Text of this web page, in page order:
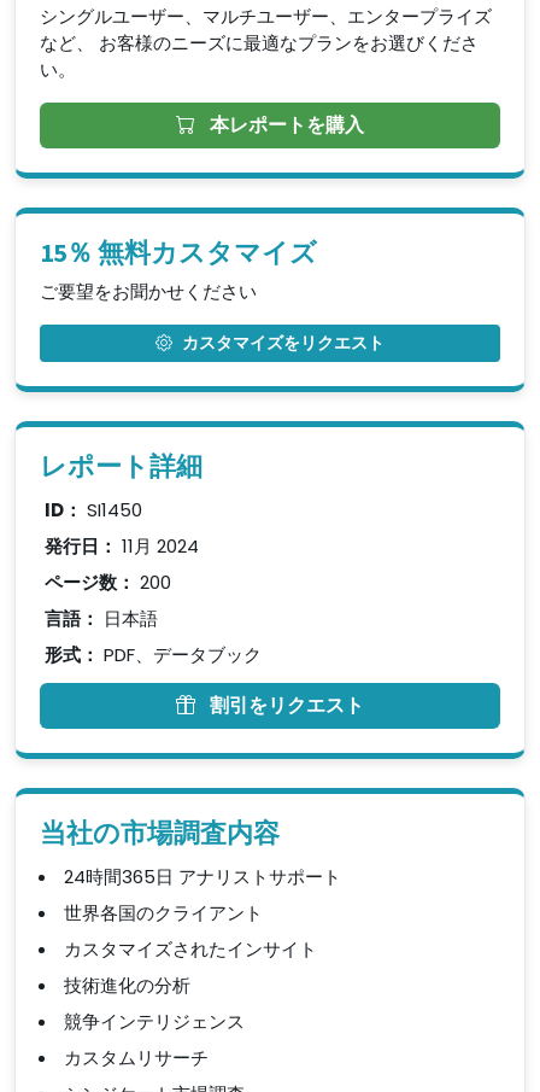
シングルユーザー、マルチユーザー、エンタープライズ
など、 お客様のニーズに最適なプランをお選びくださ
い。
本レポートを購入
15％ 無料カスタマイズ
ご要望をお聞かせください
カスタマイズをリクエスト
レポート詳細
ID： SI1450
発行日： 11月 2024
ページ数： 200
言語： 日本語
形式： PDF、データブック
割引をリクエスト
当社の市場調査内容
24時間365日 アナリストサポート
世界各国のクライアント
カスタマイズされたインサイト
技術進化の分析
競争インテリジェンス
カスタムリサーチ